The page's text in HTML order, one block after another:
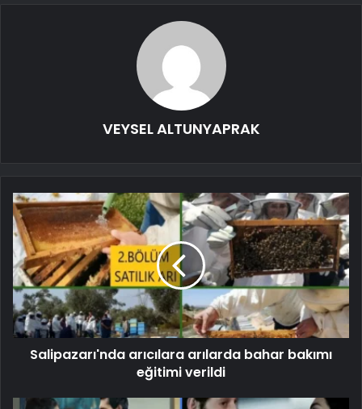
VEYSEL ALTUNYAPRAK
Salipazarı'nda arıcılara arılarda bahar bakımı
eğitimi verildi